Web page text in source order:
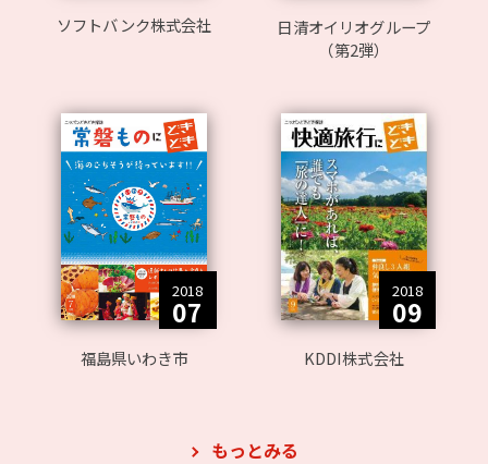
ソフトバンク株式会社
日清オイリオグループ
（第2弾）
2018
07
福島県いわき市
2018
09
KDDI株式会社
もっとみる